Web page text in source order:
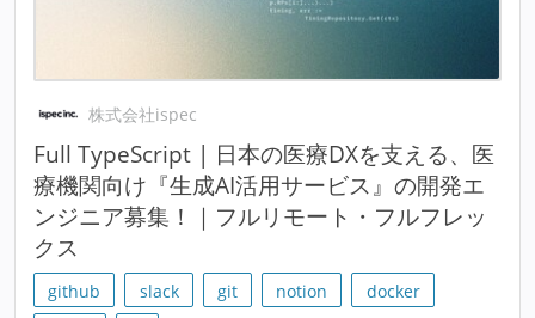
株式会社ispec
Full TypeScript | 日本の医療DXを支える、医
療機関向け『生成AI活用サービス』の開発エ
ンジニア募集！｜フルリモート・フルフレッ
クス
github slack git notion
docker